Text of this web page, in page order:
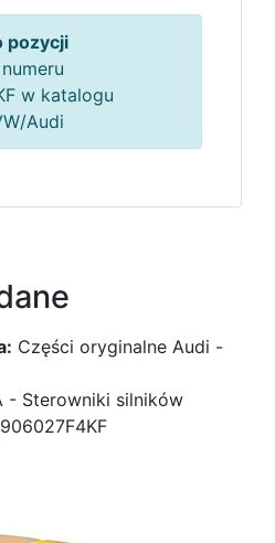
pozycji
numeru
w katalogu
Audi
Części oryginalne Audi -
- Sterowniki silników